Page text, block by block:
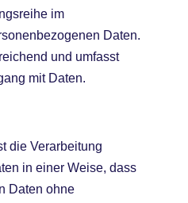
im
Daten.
und umfasst
mit Daten.
die Verarbeitung
in einer Weise, dass
Daten ohne